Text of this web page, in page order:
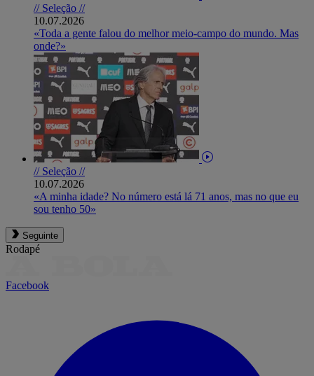
// Seleção //
10.07.2026
«Toda a gente falou do melhor meio-campo do mundo. Mas
onde?»
// Seleção //
10.07.2026
«A minha idade? No número está lá 71 anos, mas no que eu
sou tenho 50»
Seguinte
Rodapé
Facebook